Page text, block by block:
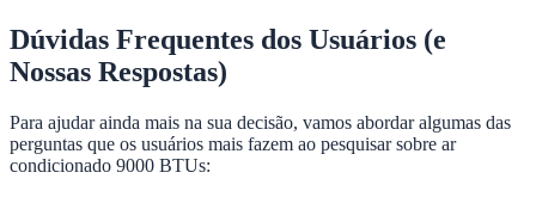
Dúvidas Frequentes dos Usuários (e
Nossas Respostas)
Para ajudar ainda mais na sua decisão, vamos abordar algumas das
perguntas que os usuários mais fazem ao pesquisar sobre ar
condicionado 9000 BTUs: